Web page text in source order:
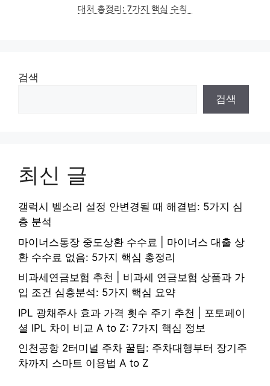
대처 총정리: 7가지 핵심 수칙
검색
검색
최신 글
갤럭시 벨소리 설정 안변경될 때 해결법: 5가지 심
층 분석
마이너스통장 중도상환 수수료 | 마이너스 대출 상
환 수수료 없음: 5가지 핵심 총정리
비과세연금보험 추천 | 비과세 연금보험 상품과 가
입 조건 심층분석: 5가지 핵심 요약
IPL 광채주사 효과 가격 횟수 주기 추천 | 포토페이
셜 IPL 차이 비교 A to Z: 7가지 핵심 정보
인천공항 2터미널 주차 꿀팁: 주차대행부터 장기주
차까지 스마트 이용법 A to Z